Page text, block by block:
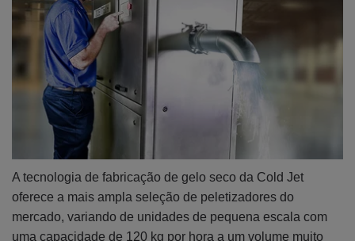
A tecnologia de fabricação de gelo seco da Cold Jet
oferece a mais ampla seleção de peletizadores do
mercado, variando de unidades de pequena escala com
uma capacidade de 120 kg por hora a um volume muito